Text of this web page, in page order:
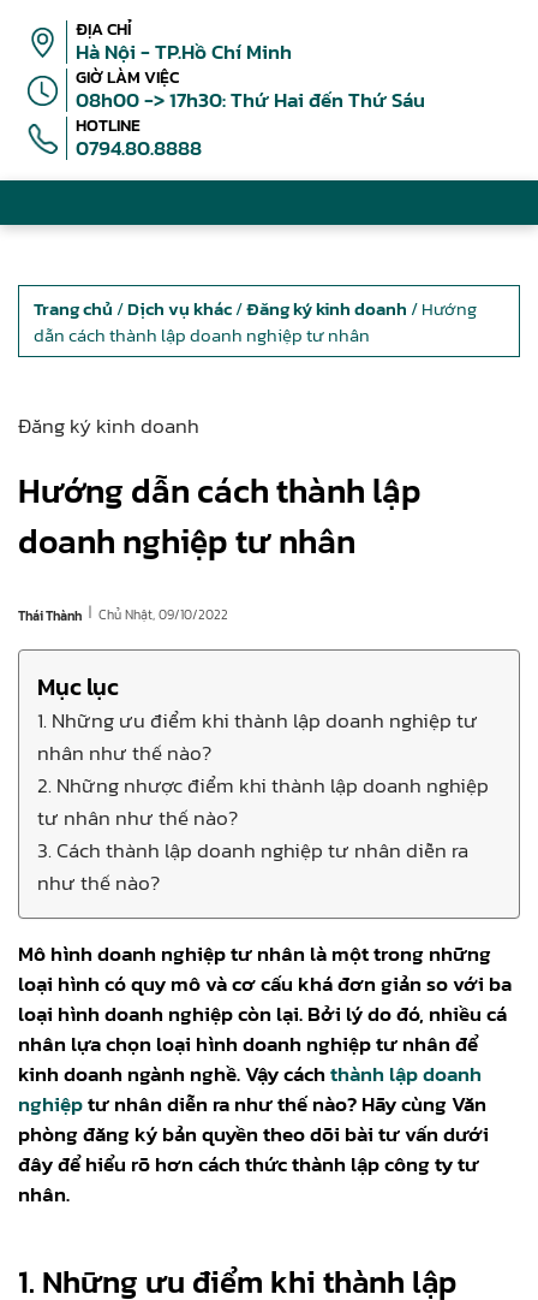
ĐỊA CHỈ
Hà Nội - TP.Hồ Chí Minh
GIỜ LÀM VIỆC
08h00 -> 17h30: Thứ Hai đến Thứ Sáu
HOTLINE
0794.80.8888
Trang chủ /Dịch vụ khác/Đăng ký kinh doanh / Hướng
dẫn cách thành lập doanh nghiệp tư nhân
Đăng ký kinh doanh
Hướng dẫn cách thành lập
doanh nghiệp tư nhân
Thái Thành | Chủ Nhật, 09/10/2022
Mục lục
1. Những ưu điểm khi thành lập doanh nghiệp tư
nhân như thế nào?
2. Những nhược điểm khi thành lập doanh nghiệp
tư nhân như thế nào?
3. Cách thành lập doanh nghiệp tư nhân diễn ra
như thế nào?
Mô hình doanh nghiệp tư nhân là một trong những
loại hình có quy mô và cơ cấu khá đơn giản so với ba
loại hình doanh nghiệp còn lại. Bởi lý do đó, nhiều cá
nhân lựa chọn loại hình doanh nghiệp tư nhân để
kinh doanh ngành nghề. Vậy cáchthành lập doanh
nghiệptư nhân diễn ra như thế nào? Hãy cùng Văn
phòng đăng ký bản quyền theo dõi bài tư vấn dưới
đây để hiểu rõ hơn cách thức thành lập công ty tư
nhân.
1. Những ưu điểm khi thành lập